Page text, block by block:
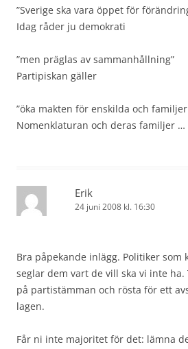
”Sverige ska vara öppet för
Idag råder ju demokrati
”men präglas av sammanhållning”
Partipiskan gäller
”öka makten för enskilda och
Nomenklaturan och deras familjer …
Erik
24 juni 2008 kl. 16:30
Bra påpekande inlägg. Politiker som
seglar dem vart de vill ska vi inte
på partistämman och rösta för ett
lagen.
Får ni inte majoritet för det: lämna